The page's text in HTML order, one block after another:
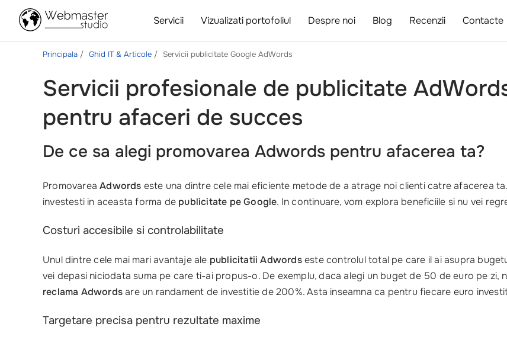
Servicii Vizualizati portofoliul Despre noi Blog Recenzii Contacte
Principala Ghid IT & Articole Servicii publicitate Google AdWords
Servicii profesionale de publicitate
pentru afaceri de succes
De ce sa alegi promovarea Adwords pentru afacerea ta?
PromovareaAdwords este una dintre cele mai eficiente metode de a atrage noi clienti catre afacerea
investesti in aceasta forma de publicitate pe Google. In continuare, vom explora beneficiile si nu vei
Costuri accesibile si controlabilitate
Unul dintre cele mai mari avantaje ale publicitatii Adwordseste controlul total pe care il ai asupra
vei depasi niciodata suma pe care ti-ai propus-o. De exemplu, daca alegi un buget de 50 de euro pe zi,
reclama Adwordsare un randament de investitie de 200%. Asta inseamna ca pentru fiecare euro
Targetare precisa pentru rezultate maxime